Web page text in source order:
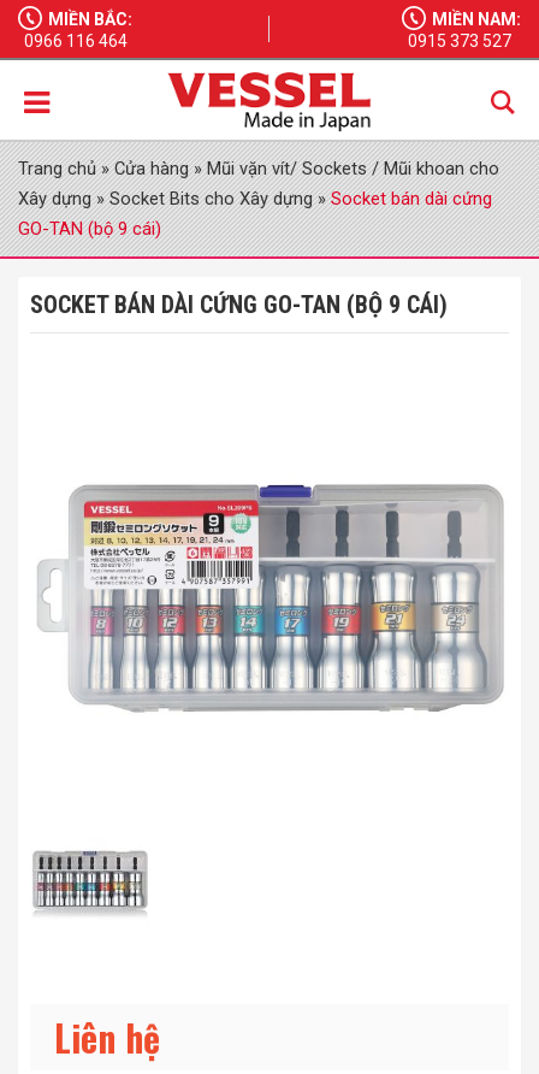
MIỀN BẮC:
0966 116 464
MIỀN NAM:
0915 373 527
Trang chủ»Cửa hàng»Mũi vặn vít/ Sockets / Mũi khoan cho
Xây dựng»Socket Bits cho Xây dựng»Socket bán dài cứng
GO-TAN (bộ 9 cái)
SOCKET BÁN DÀI CỨNG GO-TAN (BỘ 9 CÁI)
Liên hệ